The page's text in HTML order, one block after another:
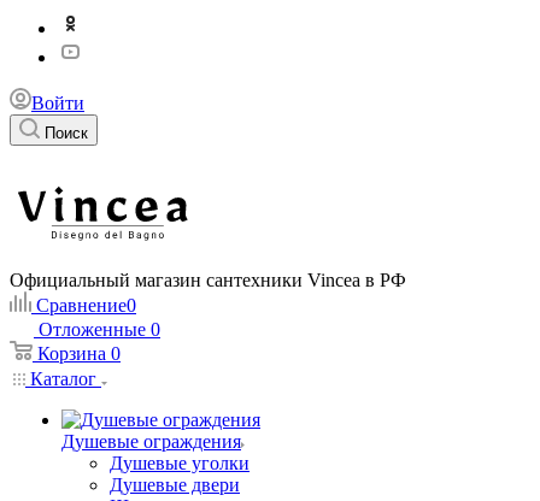
Войти
Поиск
Официальный магазин сантехники Vincea в РФ
Сравнение0
Отложенные 0
Корзина 0
Каталог
Душевые ограждения
Душевые уголки
Душевые двери